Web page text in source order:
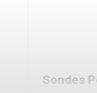
Sondes